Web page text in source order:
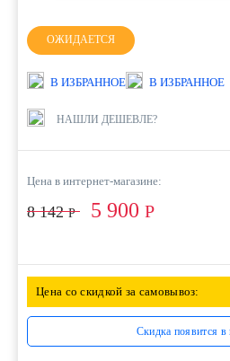
ОЖИДАЕТСЯ
В ИЗБРАННОЕ В ИЗБРАННОЕ
НАШЛИ ДЕШЕВЛЕ?
Цена в интернет-магазине:
8 142Р 5 900 Р
Цена со скидкой за самовывоз:
Скидка появится в